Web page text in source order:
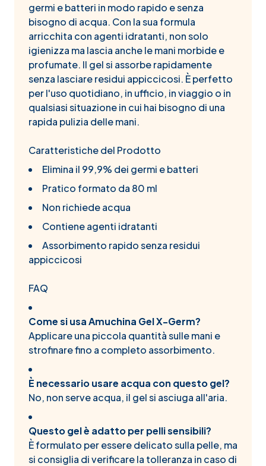
germi e batteri in modo rapido e senza
bisogno di acqua. Con la sua formula
arricchita con agenti idratanti, non solo
igienizza ma lascia anche le mani morbide e
profumate. Il gel si assorbe rapidamente
senza lasciare residui appiccicosi. È perfetto
per l'uso quotidiano, in ufficio, in viaggio o in
qualsiasi situazione in cui hai bisogno di una
rapida pulizia delle mani.
Caratteristiche del Prodotto
Elimina il 99,9% dei germi e batteri
Pratico formato da 80 ml
Non richiede acqua
Contiene agenti idratanti
Assorbimento rapido senza residui
appiccicosi
FAQ
Come si usa Amuchina Gel X-Germ?
Applicare una piccola quantità sulle mani e
strofinare fino a completo assorbimento.
È necessario usare acqua con questo gel?
No, non serve acqua, il gel si asciuga all'aria.
Questo gel è adatto per pelli sensibili?
È formulato per essere delicato sulla pelle, ma
si consiglia di verificare la tolleranza in caso di